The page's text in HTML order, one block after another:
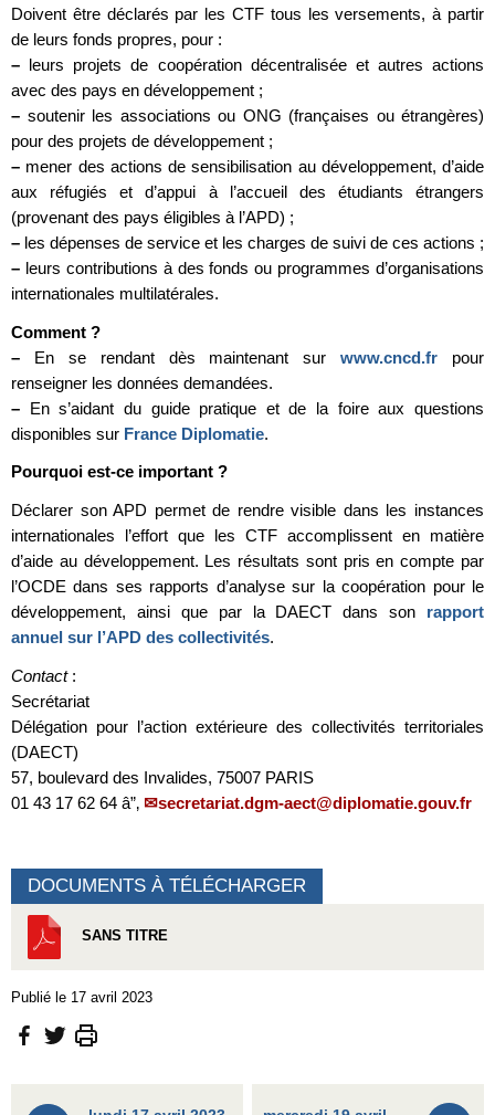
Doivent être déclarés par les CTF tous les versements, à partir
de leurs fonds propres, pour :
– leurs projets de coopération décentralisée et autres actions
avec des pays en développement ;
– soutenir les associations ou ONG (françaises ou étrangères)
pour des projets de développement ;
– mener des actions de sensibilisation au développement, d’aide
aux réfugiés et d’appui à l’accueil des étudiants étrangers
(provenant des pays éligibles à l’APD) ;
– les dépenses de service et les charges de suivi de ces actions ;
– leurs contributions à des fonds ou programmes d’organisations
internationales multilatérales.
Comment ?
– En se rendant dès maintenant surwww.cncd.fr pour
renseigner les données demandées.
– En s’aidant du guide pratique et de la foire aux questions
disponibles sur France Diplomatie.
Pourquoi est-ce important ?
Déclarer son APD permet de rendre visible dans les instances
internationales l’effort que les CTF accomplissent en matière
d’aide au développement. Les résultats sont pris en compte par
l’OCDE dans ses rapports d’analyse sur la coopération pour le
développement, ainsi que par la DAECT dans son rapport
annuel sur l’APD des collectivités.
Contact:
Secrétariat
Délégation pour l’action extérieure des collectivités territoriales
(DAECT)
57, boulevard des Invalides, 75007 PARIS
01 43 17 62 64 â”‚
secretariat.dgm-aect@diplomatie.gouv.fr
DOCUMENTS À TÉLÉCHARGER
SANS TITRE
Publié le 17 avril 2023